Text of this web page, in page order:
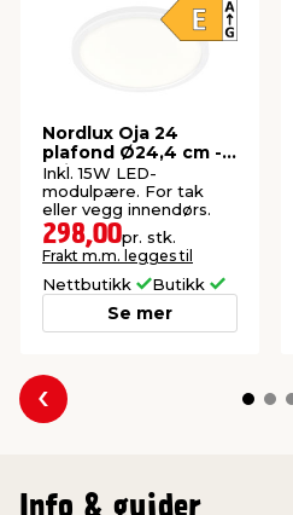
Nordlux Oja 24
plafond Ø24,4 cm -
hvit
Inkl. 15W LED-
modulpære. For tak
eller vegg innendørs.
298,00pr. stk.
Frakt m.m. legges til
Nettbutikk Butikk
Se mer
Forrige
Info & guider